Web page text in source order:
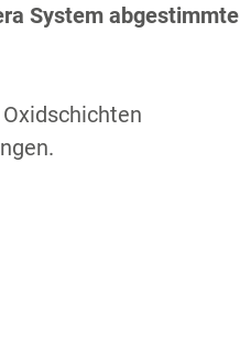
System abgestimmte